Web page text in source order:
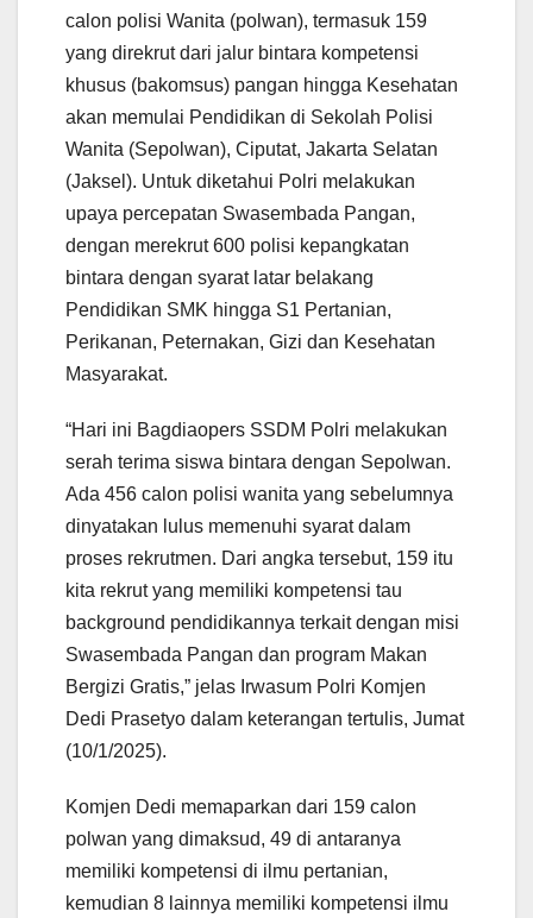
calon polisi Wanita (polwan), termasuk 159
yang direkrut dari jalur bintara kompetensi
khusus (bakomsus) pangan hingga Kesehatan
akan memulai Pendidikan di Sekolah Polisi
Wanita (Sepolwan), Ciputat, Jakarta Selatan
(Jaksel). Untuk diketahui Polri melakukan
upaya percepatan Swasembada Pangan,
dengan merekrut 600 polisi kepangkatan
bintara dengan syarat latar belakang
Pendidikan SMK hingga S1 Pertanian,
Perikanan, Peternakan, Gizi dan Kesehatan
Masyarakat.
“Hari ini Bagdiaopers SSDM Polri melakukan
serah terima siswa bintara dengan Sepolwan.
Ada 456 calon polisi wanita yang sebelumnya
dinyatakan lulus memenuhi syarat dalam
proses rekrutmen. Dari angka tersebut, 159 itu
kita rekrut yang memiliki kompetensi tau
background pendidikannya terkait dengan misi
Swasembada Pangan dan program Makan
Bergizi Gratis,” jelas Irwasum Polri Komjen
Dedi Prasetyo dalam keterangan tertulis, Jumat
(10/1/2025).
Komjen Dedi memaparkan dari 159 calon
polwan yang dimaksud, 49 di antaranya
memiliki kompetensi di ilmu pertanian,
kemudian 8 lainnya memiliki kompetensi ilmu